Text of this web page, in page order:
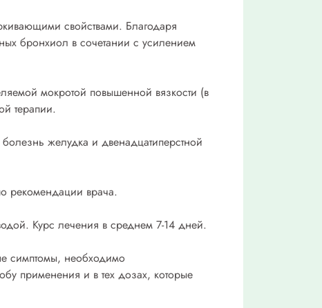
свойствами. Благодаря
бронхиол в сочетании с усилением
мокротой повышенной вязкости (в
терапии.
желудка и двенадцатиперстной
рекомендации врача.
Курс лечения в среднем 7-14 дней.
симптомы, необходимо
применения и в тех дозах, которые